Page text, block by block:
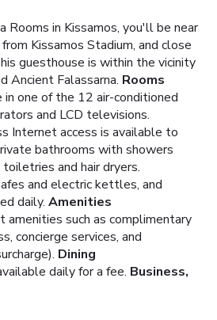
Rooms in Kissamos, you'll be near
Kissamos Stadium, and close
guesthouse is within the vicinity
Ancient Falassarna. Rooms
one of the 12 air-conditioned
and LCD televisions.
Internet access is available to
bathrooms with showers
and hair dryers.
and electric kettles, and
daily. Amenities
amenities such as complimentary
concierge services, and
Dining
daily for a fee. Business,